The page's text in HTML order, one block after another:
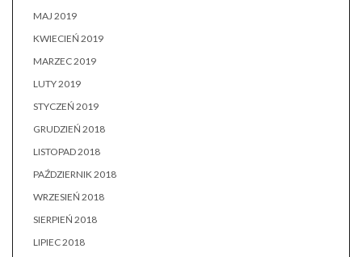
MAJ 2019
KWIECIEŃ 2019
MARZEC 2019
LUTY 2019
STYCZEŃ 2019
GRUDZIEŃ 2018
LISTOPAD 2018
PAŹDZIERNIK 2018
WRZESIEŃ 2018
SIERPIEŃ 2018
LIPIEC 2018